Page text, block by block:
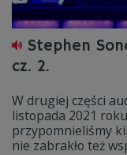
Stephen
cz. 2.
W drugiej części
listopada 2021
przypomnieliśmy
nie zabrakło też